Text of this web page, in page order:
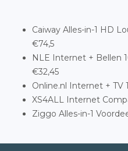
Caiway Alles-in-1 HD
€74,5
NLE Internet + Bellen
€32,45
Online.nl Internet + TV
XS4ALL Internet
Ziggo Alles-in-1